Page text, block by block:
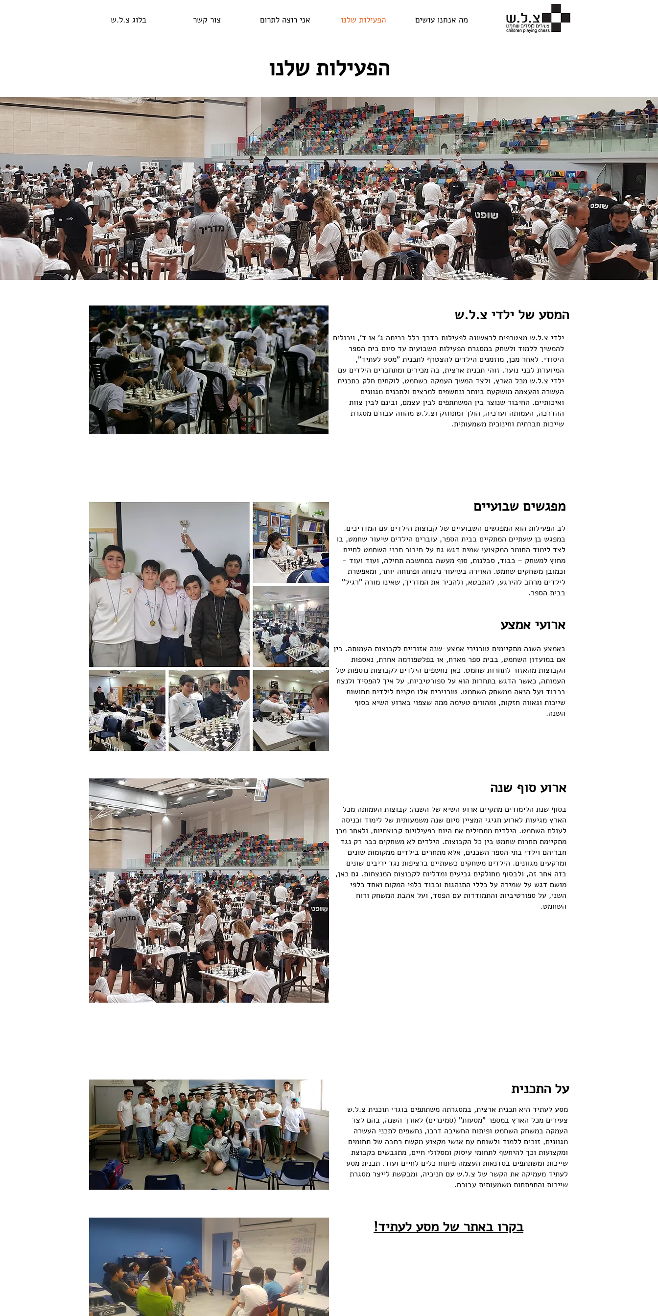
מה אנחנו עושים הפעילות שלנו אני רוצה לתרום צור קשר בלוג צ.ל.ש
הפעילות שלנו
ילדי צ.ל.ש מצטרפים לראשונה לפעילות בדרך כלל בכיתה ג' או ד', ויכולים
להמשיך ללמוד ולשחק במסגרת הפעילות השבועית עד סיום בית הספר
היסודי. לאחר מכן, מוזמנים הילדים להצטרף לתכנית "מסע לעתיד",
המיועדת לבני נוער. זוהי תכנית ארצית, בה מכירים ומתחברים הילדים עם
ילדי צ.ל.ש מכל הארץ, ולצד המשך העמקה בשחמט, לוקחים חלק בתכנית
העשרה והעצמה מושקעת ביותר ונחשפים למרצים ולתכנים מגוונים
ואיכותיים. החיבור שנוצר בין המשתתפים לבין עצמם, ובינם לבין צוות
ההדרכה, העמותה וערכיה, הולך ומתחזק וצ.ל.ש מהווה עבורם מסגרת
שייכות חברתית וחינוכית משמעותית.
המסע של ילדי צ.ל.ש
מפגשים שבועיים
לב הפעילות הוא המפגשים השבועיים של קבוצות הילדים עם המדריכים.
במפגש בן שעתיים המתקיים בבית הספר, עוברים הילדים שיעור שחמט, בו
לצד לימוד החומר המקצועי שמים דגש גם על חיבור תכני השחמט לחיים
מחוץ למשחק – כבוד, סבלנות, סוף מעשה במחשבה תחילה, ועוד ועוד -
וכמובן משחקים שחמט. האוירה בשיעור נינוחה ופתוחה יותר, ומאפשרת
לילדים מרחב להירגע, להתבטא, ולהכיר את המדריך, שאינו מורה "רגיל"
בבית הספר.
ארועי אמצע
באמצע השנה מתקיימים טורנירי אמצע-שנה אזוריים לקבוצות העמותה. בין
אם במועדון השחמט, בבית ספר מארח, או בפלטפורמה אחרת, נאספות
הקבוצות מהאזור לתחרות שחמט. כאן נחשפים הילדים לקבוצות נוספות של
העמותה, כאשר הדגש בתחרות הוא על ספורטיביות, על איך להפסיד ולנצח
בכבוד ועל הנאה ממשחק השחמט. טורנירים אלו מקנים לילדים תחושות
שייכות וגאווה חזקות, ומהווים טעימה ממה שצפוי בארוע השיא בסוף
השנה.
ארוע סוף שנה
בסוף שנת הלימודים מתקיים ארוע השיא של השנה: קבוצות העמותה מכל
הארץ מגיעות לארוע חגיגי המציין סיום שנה משמעותית של לימוד וכניסה
לעולם השחמט. הילדים מתחילים את היום בפעילויות קבוצתיות, ולאחר מכן
מתקיימת תחרות שחמט בין כל הקבוצות. הילדים לא משחקים כבר רק נגד
חבריהם וילדי בתי הספר השכנים, אלא מתחרים בילדים ממקומות שונים
ומרקעים מגוונים. הילדים משחקים כשעתיים ברציפות נגד יריבים שונים
בזה אחר זה, ולבסוף מחולקים גביעים ומדליות לקבוצות המנצחות. גם כאן,
מושם דגש על שמירה על כללי התנהגות וכבוד כלפי המקום ואחד כלפי
השני, על ספורטיביות והתמודדות עם הפסד, ועל אהבת המשחק ורוח
השחמט.
מסע לעתיד היא תכנית ארצית, במסגרתה משתתפים בוגרי תוכנית צ.ל.ש
צעירים מכל הארץ במספר "מסעות" (סמינרים) לאורך השנה, בהם לצד
העמקה במשחק השחמט ופיתוח החשיבה דרכו, נחשפים לתכני העשרה
מגוונים, זוכים ללמוד ולשוחח עם אנשי מקצוע מקשת רחבה של תחומים
ומקצועות וכך להיחשף לתחומי עיסוק ומסלולי חיים, מתגבשים כקבוצת
שייכות ומשתתפים בסדנאות העצמה פיתוח כלים לחיים ועוד. תכנית מסע
לעתיד מעמיקה את הקשר של צ.ל.ש עם חניכיה, ומבקשת לייצר מסגרת
שייכות והתפתחות משמעותית עבורם.
על התכנית
בקרו באתר של מסע לעתיד!